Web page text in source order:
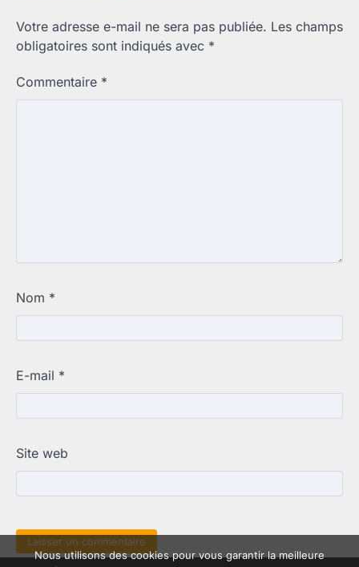
Votre adresse e-mail ne sera pas publiée. Les champs
obligatoires sont indiqués avec *
Commentaire *
Nom *
E-mail *
Site web
Nous utilisons des cookies pour vous garantir la meilleure